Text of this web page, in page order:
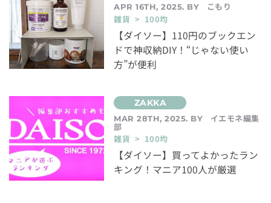
APR 16TH, 2025. BY
こもり
雑貨 > 100均
【ダイソー】110円のブックエン
ドで神収納DIY！“じゃない使い
方”が便利
MAR 28TH, 2025. BY イエモネ編集
部
雑貨 > 100均
【ダイソー】買ってよかったラン
キング！マニア100人が厳選